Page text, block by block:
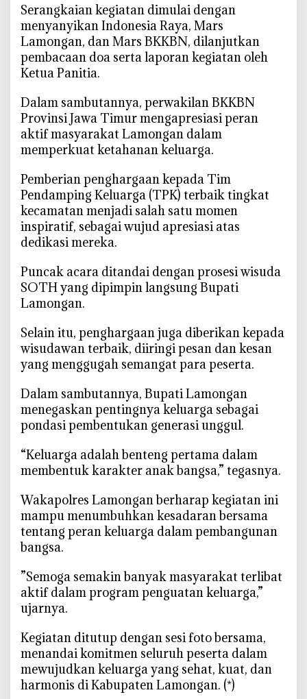
a
t
u
n
k
G
n
e
a
s
i
E
s
‎Serangkaian kegiatan dimulai dengan
menyanyikan Indonesia Raya, Mars
Lamongan, dan Mars BKKBN, dilanjutkan
pembacaan doa serta laporan kegiatan oleh
Ketua Panitia.
‎Dalam sambutannya, perwakilan BKKBN
Provinsi Jawa Timur mengapresiasi peran
aktif masyarakat Lamongan dalam
memperkuat ketahanan keluarga.
‎Pemberian penghargaan kepada Tim
Pendamping Keluarga (TPK) terbaik tingkat
kecamatan menjadi salah satu momen
inspiratif, sebagai wujud apresiasi atas
dedikasi mereka.
‎Puncak acara ditandai dengan prosesi wisuda
SOTH yang dipimpin langsung Bupati
Lamongan.
‎Selain itu, penghargaan juga diberikan kepada
wisudawan terbaik, diiringi pesan dan kesan
yang menggugah semangat para peserta.
‎Dalam sambutannya, Bupati Lamongan
menegaskan pentingnya keluarga sebagai
pondasi pembentukan generasi unggul.
‎“Keluarga adalah benteng pertama dalam
membentuk karakter anak bangsa,” tegasnya.
‎Wakapolres Lamongan berharap kegiatan ini
mampu menumbuhkan kesadaran bersama
tentang peran keluarga dalam pembangunan
bangsa.
‎”Semoga semakin banyak masyarakat terlibat
aktif dalam program penguatan keluarga,”
ujarnya.
‎Kegiatan ditutup dengan sesi foto bersama,
menandai komitmen seluruh peserta dalam
mewujudkan keluarga yang sehat, kuat, dan
harmonis di Kabupaten Lamongan. (*)